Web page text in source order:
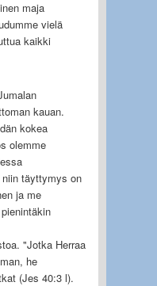
maja
vielä
kaikki
kauan.
kokea
olemme
täyttymys on
ja me
"Jotka Herraa
he
(Jes 40:3 l).